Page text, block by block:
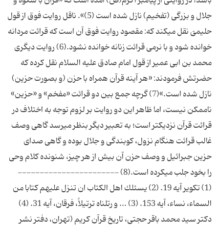
جلال و بزرگى (تفخیم) نازل شده است (5)». ناقل روایت فوق از قول
حلیمىّ نقل مى‏كند كه: مقصود روایت فوق آن است كه قرائت مردانه
خوانده شود و با نرمى قرائت زنانه خوانده نشود.(6) روایت دیگرى
محمد بن ابى عمیر از قول امام صادق علیه السلام نقل كرده كه
حضرتش فرمودند: «هر آینه قرآن همراه با حزن (و بصورت حزین)
نازل شده است.»(7) گرچه جمع بین دو قرائت «مفخم» و «حزین»
ناممكن نیست، اما ظاهر این دو روایت بر لزوم توجه به اختلاف در
قرائت قرآن نزدیكتر است؛ به تعبیر دیگر بنظر مى‏رسد گاهى وصف
غالب قرائت هنگام نزول، كوبندگى و جلال بوده و گاهى صداى
حزین جبرائیل و وصف حزن آن بیش از هر چیز، شنونده كلام وحى
را بخود جلب مى‏كرده است.(8) -----------------------
(1) تكویر آیه 19. (2) یسئلك اهل الكتاب ان تنزل علیهم كتابا من
السماء، نساء، آیه 153. (3) ... و رتلناه ترتیلاً، فرقان، آیه 31. (4)
دكتر سید محمد باقر حجتى، تاریخ قرآن كریم (تهران، دفتر نشر